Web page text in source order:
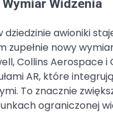
Widzenia
awioniki
nowy
Collins Aerospace i
AR, które
To znacznie
ograniczonej